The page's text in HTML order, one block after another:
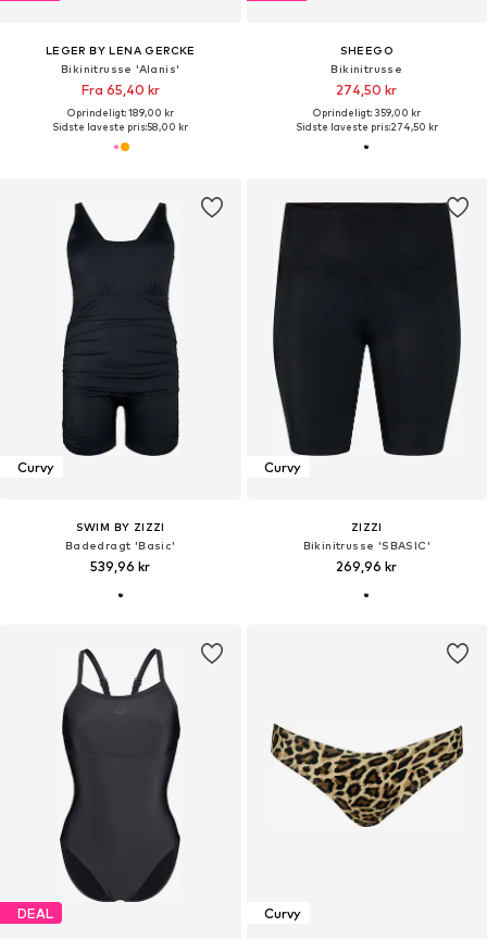
LEGER BY LENA GERCKE
Bikinitrusse 'Alanis'
Fra 65,40 kr
Oprindeligt: 189,00 kr
Sidste laveste pris:58,00 kr
SHEEGO
Bikinitrusse
274,50 kr
Oprindeligt: 359,00 kr
Sidste laveste pris:274,50 kr
Curvy
SWIM BY ZIZZI
Badedragt 'Basic'
539,96 kr
Curvy
ZIZZI
Bikinitrusse 'SBASIC'
269,96 kr
DEAL Curvy